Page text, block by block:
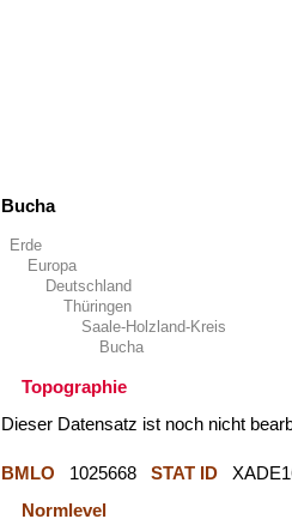
Bucha
Erde
Europa
Deutschland
Thüringen
Saale-Holzland-Kreis
Bucha
Topographie
Dieser Datensatz ist noch nicht
BMLO 1025668 STAT ID
Normlevel